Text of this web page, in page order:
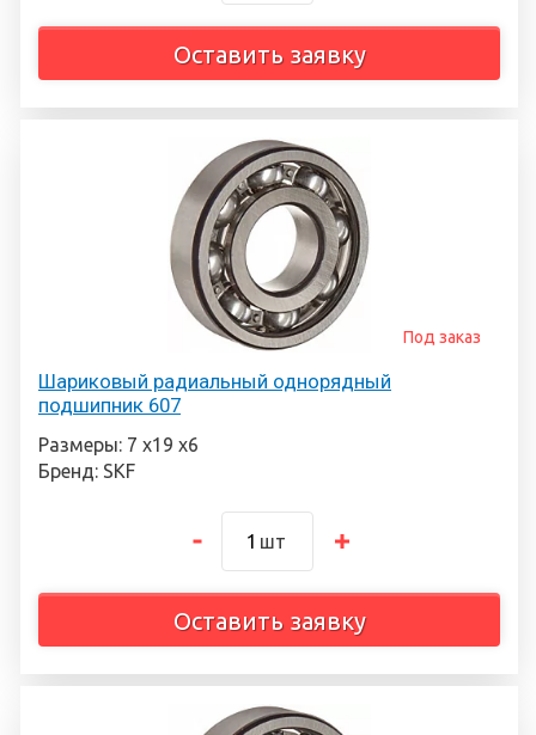
Оставить заявку
Шариковый радиальный однорядный
подшипник 607
Под заказ
Размеры: 7 х19 х6
Бренд: SKF
шт
Оставить заявку